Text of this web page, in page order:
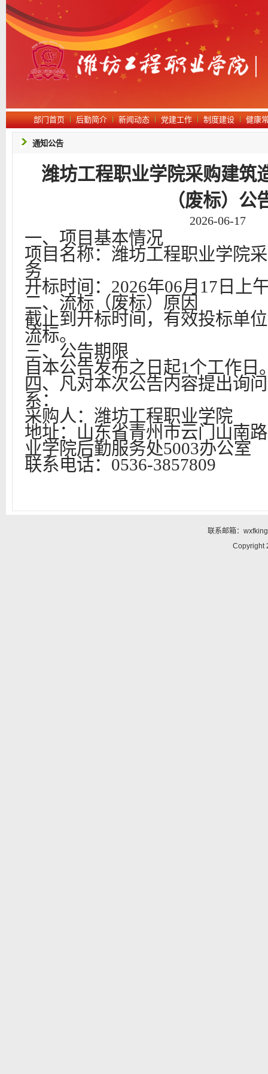
部门首页 后勤简介 新闻动态 党建工作 制度建设 健康
通知公告
潍坊工程职业学院采购建筑
（废标）公
2026-06-17
一、项目基本情况
项目名称：潍坊工程职业学院
务
开标时间： 2026年06月 17 日上
二、流标（废标）原因
截止到开标时间，有效投标单
流标。
三、公告期限
自本公告发布之日起1个工作日
四、凡对本次公告内容提出询
系：
采购人：潍坊工程职业学院
地址：山东省青州市云门山南路
业学院后勤服务处5003办公室
联系电话： 0536-3857809
联系邮箱：
Copyright